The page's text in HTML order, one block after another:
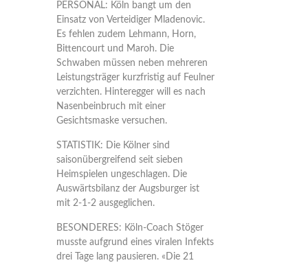
PERSONAL: Köln bangt um den
Einsatz von Verteidiger Mladenovic.
Es fehlen zudem Lehmann, Horn,
Bittencourt und Maroh. Die
Schwaben müssen neben mehreren
Leistungsträger kurzfristig auf Feulner
verzichten. Hinteregger will es nach
Nasenbeinbruch mit einer
Gesichtsmaske versuchen.
STATISTIK: Die Kölner sind
saisonübergreifend seit sieben
Heimspielen ungeschlagen. Die
Auswärtsbilanz der Augsburger ist
mit 2-1-2 ausgeglichen.
BESONDERES: Köln-Coach Stöger
musste aufgrund eines viralen Infekts
drei Tage lang pausieren. «Die 21